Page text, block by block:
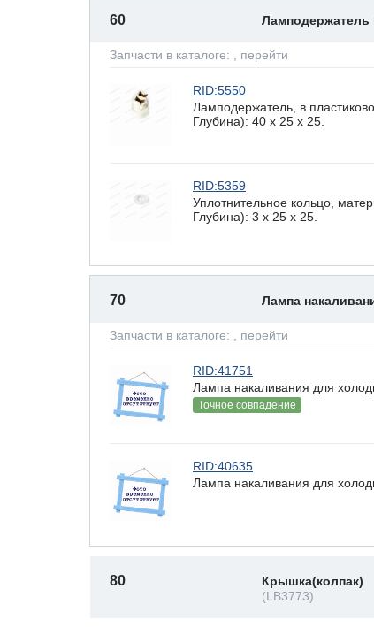
60 Ламподержатель
Запчасти в каталоге: , перейти
RID:5550
Ламподержатель, в
Глубина): 40 x 25 х 25.
RID:5359
Уплотнительное кольцо,
Глубина): 3 x 25 х 25.
70 Лампа
Запчасти в каталоге: , перейти
RID:41751
Лампа накаливания для
Точное совпадение
RID:40635
Лампа накаливания для
80
Крышка(колпак)
(LB3773)